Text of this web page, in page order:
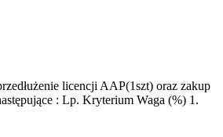
licencji AAP(1szt) oraz zakup
: Lp. Kryterium Waga (%) 1.